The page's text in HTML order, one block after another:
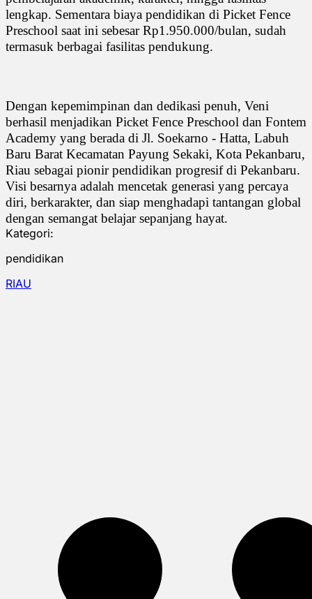
lengkap. Sementara biaya pendidikan di Picket Fence
Preschool saat ini sebesar Rp1.950.000/bulan, sudah
termasuk berbagai fasilitas pendukung.
Dengan kepemimpinan dan dedikasi penuh, Veni
berhasil menjadikan Picket Fence Preschool dan Fontem
Academy yang berada di Jl. Soekarno - Hatta, Labuh
Baru Barat Kecamatan Payung Sekaki, Kota Pekanbaru,
Riau sebagai pionir pendidikan progresif di Pekanbaru.
Visi besarnya adalah mencetak generasi yang percaya
diri, berkarakter, dan siap menghadapi tantangan global
dengan semangat belajar sepanjang hayat.
Kategori:
pendidikan
RIAU